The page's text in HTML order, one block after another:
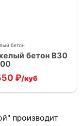
бетон
бетон В30
₽/куб
производит